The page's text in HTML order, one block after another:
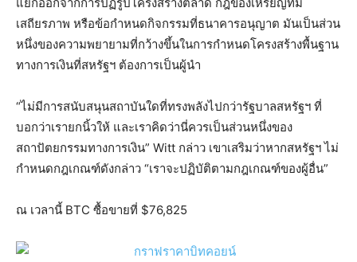
เสถียรภาพ หรือข้อกำหนดกิจกรรมที่ธนาคารอนุญาต มันเป็นส่วน
หนึ่งของความพยายามที่กว้างขึ้นในการกำหนดโครงสร้างพื้นฐาน
ทางการเงินที่สหรัฐฯ ต้องการเป็นผู้นำ
“ไม่มีการสนับสนุนสถาบันใดที่ทรงพลังไปกว่ารัฐบาลสหรัฐฯ ที่
บอกว่าเรายกนิ้วให้ และเราคิดว่านี่ควรเป็นส่วนหนึ่งของ
สถาปัตยกรรมทางการเงิน” Witt กล่าว เขาเสริมว่าหากสหรัฐฯ ไม่
กำหนดกฎเกณฑ์ดังกล่าว “เราจะปฏิบัติตามกฎเกณฑ์ของผู้อื่น”
ณ เวลานี้ BTC ซื้อขายที่ $76,825